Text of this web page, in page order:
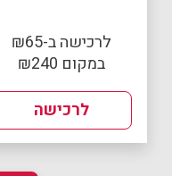
לרכישה ב-₪65
במקום ₪240
לרכישה